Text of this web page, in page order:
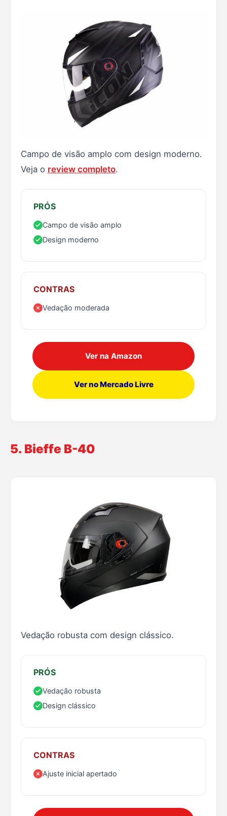
Campo de visão amplo com design moderno.
Veja o review completo.
PRÓS
Campo de visão amplo
Design moderno
CONTRAS
Vedação moderada
Ver na Amazon
Ver no Mercado Livre
5. Bieffe B-40
Vedação robusta com design clássico.
PRÓS
Vedação robusta
Design clássico
CONTRAS
Ajuste inicial apertado